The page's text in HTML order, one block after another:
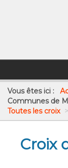
Vous êtes ici :
Communes de
Toutes les croix >
Croix